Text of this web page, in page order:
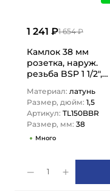
1 654 ₽
1 241 ₽
Камлок 38 мм
розетка, наруж.
резьба BSP 1 1/2",
Материал: латунь
Размер, дюйм: 1,5
Артикул: TL150BBR
Размер, мм: 38
Много
1